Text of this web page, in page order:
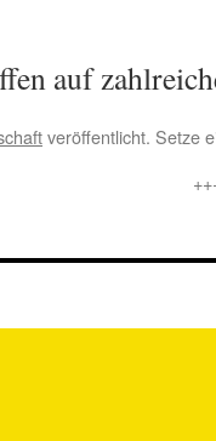
auf
veröffentlicht. Setze